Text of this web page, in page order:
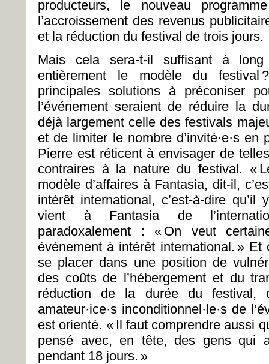
producteurs, le nouveau
l’accroissement des revenus
et la réduction du festival de trois jours.
Mais cela sera-t-il suffisant à
entièrement le modèle du
principales solutions à préconiser
l’événement seraient de réduire la
déjà largement celle des festivals
et de limiter le nombre d’invité·e·s en
Pierre est réticent à envisager de
contraires à la nature du festival. «
modèle d’affaires à Fantasia, dit-il,
intérêt international, c’est-à-dire
vient à Fantasia de
paradoxalement : « On veut
événement à intérêt international. »
se placer dans une position de
des coûts de l’hébergement et du
réduction de la durée du festival,
amateur·ice·s inconditionnel·le·s de
est orienté. « Il faut comprendre aussi
pensé avec, en tête, des gens qui
pendant 18 jours. »